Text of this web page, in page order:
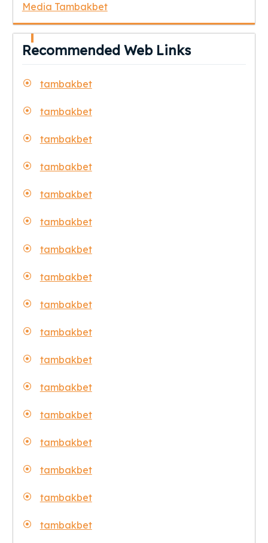
Media Tambakbet
Recommended Web Links
tambakbet
tambakbet
tambakbet
tambakbet
tambakbet
tambakbet
tambakbet
tambakbet
tambakbet
tambakbet
tambakbet
tambakbet
tambakbet
tambakbet
tambakbet
tambakbet
tambakbet